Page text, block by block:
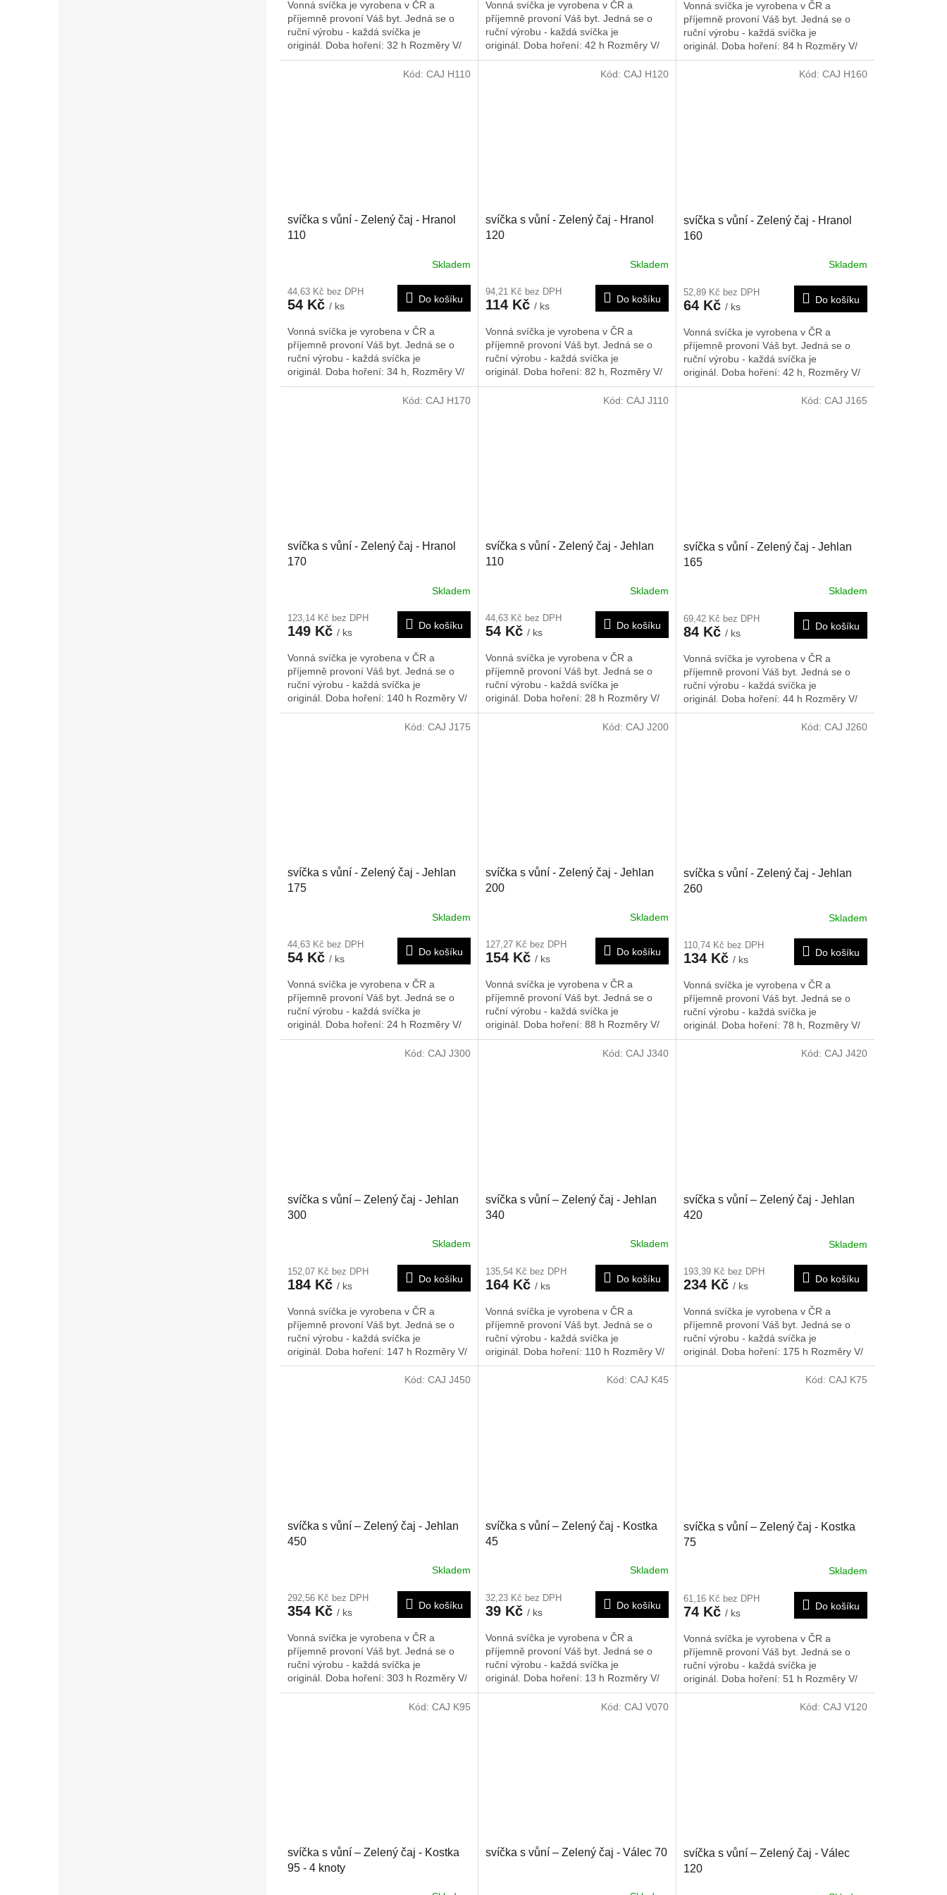
Vonná svíčka je vyrobena v ČR a
příjemně provoní Váš byt. Jedná se o
ruční výrobu - každá svíčka je
originál. Doba hoření: 32 h Rozměry V/
Š/H: 90/55 mm, tato svíčka je vhodná i
Vonná svíčka je vyrobena v ČR a
příjemně provoní Váš byt. Jedná se o
ruční výrobu - každá svíčka je
originál. Doba hoření: 42 h Rozměry V/
Š/H: 140/55 mm
Vonná svíčka je vyrobena v ČR a
příjemně provoní Váš byt. Jedná se o
ruční výrobu - každá svíčka je
originál. Doba hoření: 84 h Rozměry V/
Š/H: 125/80 mm
svíčka s vůní - Zelený čaj - Hranol
110
Skladem
44,63 Kč bez DPH
54 Kč / ks
Do košíku
Vonná svíčka je vyrobena v ČR a
příjemně provoní Váš byt. Jedná se o
ruční výrobu - každá svíčka je
originál. Doba hoření: 34 h, Rozměry V/
Š/H: 110/45/45 mm
Kód: CAJ H110
svíčka s vůní - Zelený čaj - Hranol
120
Skladem
94,21 Kč bez DPH
114 Kč / ks
Do košíku
Vonná svíčka je vyrobena v ČR a
příjemně provoní Váš byt. Jedná se o
ruční výrobu - každá svíčka je
originál. Doba hoření: 82 h, Rozměry V/
Š/H: 120/75/75 mm
Kód: CAJ H120
svíčka s vůní - Zelený čaj - Hranol
160
Skladem
52,89 Kč bez DPH
64 Kč / ks
Do košíku
Vonná svíčka je vyrobena v ČR a
příjemně provoní Váš byt. Jedná se o
ruční výrobu - každá svíčka je
originál. Doba hoření: 42 h, Rozměry V/
Š/H: 160/45/45 mm
Kód: CAJ H160
svíčka s vůní - Zelený čaj - Hranol
170
Skladem
123,14 Kč bez DPH
149 Kč / ks
Do košíku
Vonná svíčka je vyrobena v ČR a
příjemně provoní Váš byt. Jedná se o
ruční výrobu - každá svíčka je
originál. Doba hoření: 140 h Rozměry V/
Š/H: 170/75/75 mm
Kód: CAJ H170
svíčka s vůní - Zelený čaj - Jehlan
110
Skladem
44,63 Kč bez DPH
54 Kč / ks
Do košíku
Vonná svíčka je vyrobena v ČR a
příjemně provoní Váš byt. Jedná se o
ruční výrobu - každá svíčka je
originál. Doba hoření: 28 h Rozměry V/
Š/H: 110/65/65 mm
Kód: CAJ J110
svíčka s vůní - Zelený čaj - Jehlan
165
Skladem
69,42 Kč bez DPH
84 Kč / ks
Do košíku
Vonná svíčka je vyrobena v ČR a
příjemně provoní Váš byt. Jedná se o
ruční výrobu - každá svíčka je
originál. Doba hoření: 44 h Rozměry V/
Š/H: 165/70/70 mm
Kód: CAJ J165
svíčka s vůní - Zelený čaj - Jehlan
175
Skladem
44,63 Kč bez DPH
54 Kč / ks
Do košíku
Vonná svíčka je vyrobena v ČR a
příjemně provoní Váš byt. Jedná se o
ruční výrobu - každá svíčka je
originál. Doba hoření: 24 h Rozměry V/
Š/H: 175/40/40 mm
Kód: CAJ J175
svíčka s vůní - Zelený čaj - Jehlan
200
Skladem
127,27 Kč bez DPH
154 Kč / ks
Do košíku
Vonná svíčka je vyrobena v ČR a
příjemně provoní Váš byt. Jedná se o
ruční výrobu - každá svíčka je
originál. Doba hoření: 88 h Rozměry V/
Š/H: 200/90/90 mm
Kód: CAJ J200
svíčka s vůní - Zelený čaj - Jehlan
260
Skladem
110,74 Kč bez DPH
134 Kč / ks
Do košíku
Vonná svíčka je vyrobena v ČR a
příjemně provoní Váš byt. Jedná se o
ruční výrobu - každá svíčka je
originál. Doba hoření: 78 h, Rozměry V/
Š/H: 260/55/55 mm
Kód: CAJ J260
svíčka s vůní – Zelený čaj - Jehlan
300
Skladem
152,07 Kč bez DPH
184 Kč / ks
Do košíku
Vonná svíčka je vyrobena v ČR a
příjemně provoní Váš byt. Jedná se o
ruční výrobu - každá svíčka je
originál. Doba hoření: 147 h Rozměry V/
Š/H: 300/90/90 mm
Kód: CAJ J300
svíčka s vůní – Zelený čaj - Jehlan
340
Skladem
135,54 Kč bez DPH
164 Kč / ks
Do košíku
Vonná svíčka je vyrobena v ČR a
příjemně provoní Váš byt. Jedná se o
ruční výrobu - každá svíčka je
originál. Doba hoření: 110 h Rozměry V/
Š/H: 340/60/60 mm
Kód: CAJ J340
svíčka s vůní – Zelený čaj - Jehlan
420
Skladem
193,39 Kč bez DPH
234 Kč / ks
Do košíku
Vonná svíčka je vyrobena v ČR a
příjemně provoní Váš byt. Jedná se o
ruční výrobu - každá svíčka je
originál. Doba hoření: 175 h Rozměry V/
Š/H: 420/80/80 mm
Kód: CAJ J420
svíčka s vůní – Zelený čaj - Jehlan
450
Skladem
292,56 Kč bez DPH
354 Kč / ks
Do košíku
Vonná svíčka je vyrobena v ČR a
příjemně provoní Váš byt. Jedná se o
ruční výrobu - každá svíčka je
originál. Doba hoření: 303 h Rozměry V/
Š/H: 450/120/120 mm
Kód: CAJ J450
svíčka s vůní – Zelený čaj - Kostka
45
Skladem
32,23 Kč bez DPH
39 Kč / ks
Do košíku
Vonná svíčka je vyrobena v ČR a
příjemně provoní Váš byt. Jedná se o
ruční výrobu - každá svíčka je
originál. Doba hoření: 13 h Rozměry V/
Š/H: 45/45/45 mm
Kód: CAJ K45
svíčka s vůní – Zelený čaj - Kostka
75
Skladem
61,16 Kč bez DPH
74 Kč / ks
Do košíku
Vonná svíčka je vyrobena v ČR a
příjemně provoní Váš byt. Jedná se o
ruční výrobu - každá svíčka je
originál. Doba hoření: 51 h Rozměry V/
Š/H: 75/75/75 mm
Kód: CAJ K75
svíčka s vůní – Zelený čaj - Kostka
95 - 4 knoty
Kód: CAJ K95
svíčka s vůní – Zelený čaj - Válec 70
Kód: CAJ V070
svíčka s vůní – Zelený čaj - Válec
120
Kód: CAJ V120